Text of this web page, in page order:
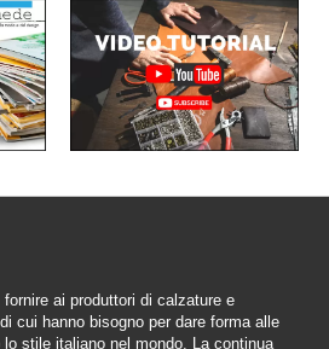
ai produttori di calzature e
cui hanno bisogno per dare forma alle
stile italiano nel mondo. La continua